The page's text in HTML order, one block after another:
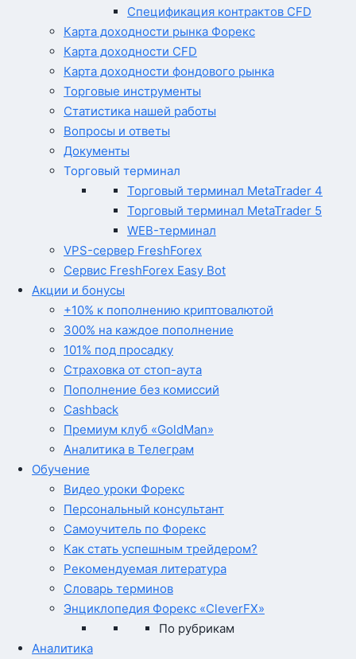
Спецификация контрактов CFD
Карта доходности рынка Форекс
Карта доходности CFD
Карта доходности фондового рынка
Торговые инструменты
Статистика нашей работы
Вопросы и ответы
Документы
Торговый терминал
Торговый терминал MetaTrader 4
Торговый терминал MetaTrader 5
WEB-терминал
VPS-сервер FreshForex
Сервис FreshForex Easy Bot
Акции и бонусы
+10% к пополнению криптовалютой
300% на каждое пополнение
101% под просадку
Страховка от стоп-аута
Пополнение без комиссий
Cashback
Премиум клуб «GoldMan»
Аналитика в Телеграм
Обучение
Видео уроки Форекс
Персональный консультант
Самоучитель по Форекс
Как стать успешным трейдером?
Рекомендуемая литература
Словарь терминов
Энциклопедия Форекс «CleverFX»
По рубрикам
Аналитика